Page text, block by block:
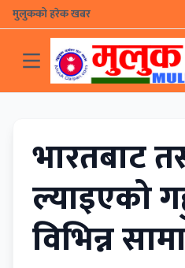
मुलुकको हरेक खबर
भारतबाट
ल्याइएको
विभिन्न